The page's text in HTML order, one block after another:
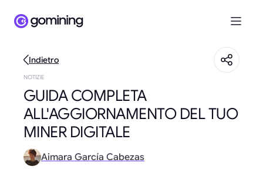
Indietro
NOTIZIE
GUIDA COMPLETA
ALL'AGGIORNAMENTO DEL TUO
MINER DIGITALE
Aimara García Cabezas